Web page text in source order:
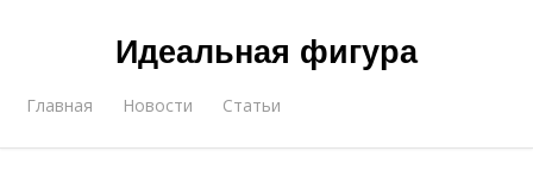
Идеальная фигура
Главная Новости Статьи